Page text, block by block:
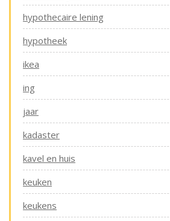
hypothecaire lening
hypotheek
ikea
ing
jaar
kadaster
kavel en huis
keuken
keukens